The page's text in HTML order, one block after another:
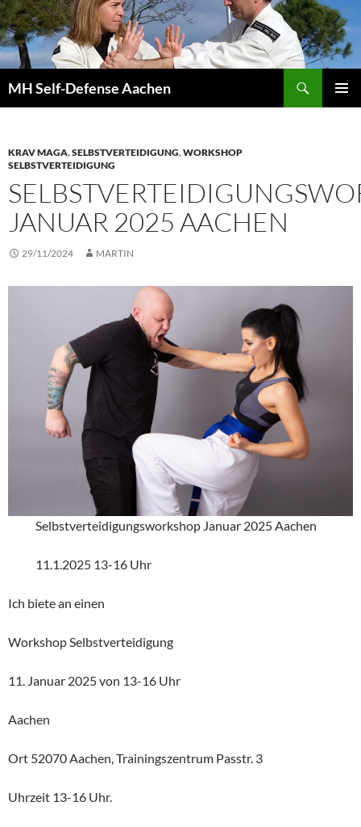
Zum
Inhalt
springen
MH Self-Defense Aachen
KRAV MAGA,SELBSTVERTEIDIGUNG,WORKSHOP
SELBSTVERTEIDIGUNG
JANUAR 2025 AACHEN
29/11/2024 MARTIN
Selbstverteidigungsworkshop Januar 2025 Aachen
11.1.2025 13-16 Uhr
Ich biete an einen
Workshop Selbstverteidigung
11. Januar 2025 von 13-16 Uhr
Aachen
Ort 52070 Aachen, Trainingszentrum Passtr. 3
Uhrzeit 13-16 Uhr.